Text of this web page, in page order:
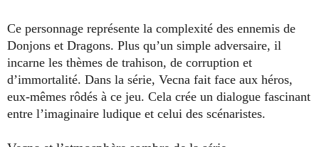
Ce personnage représente la complexité des ennemis de
Donjons et Dragons. Plus qu’un simple adversaire, il
incarne les thèmes de trahison, de corruption et
d’immortalité. Dans la série, Vecna fait face aux héros,
eux-mêmes rôdés à ce jeu. Cela crée un dialogue fascinant
entre l’imaginaire ludique et celui des scénaristes.